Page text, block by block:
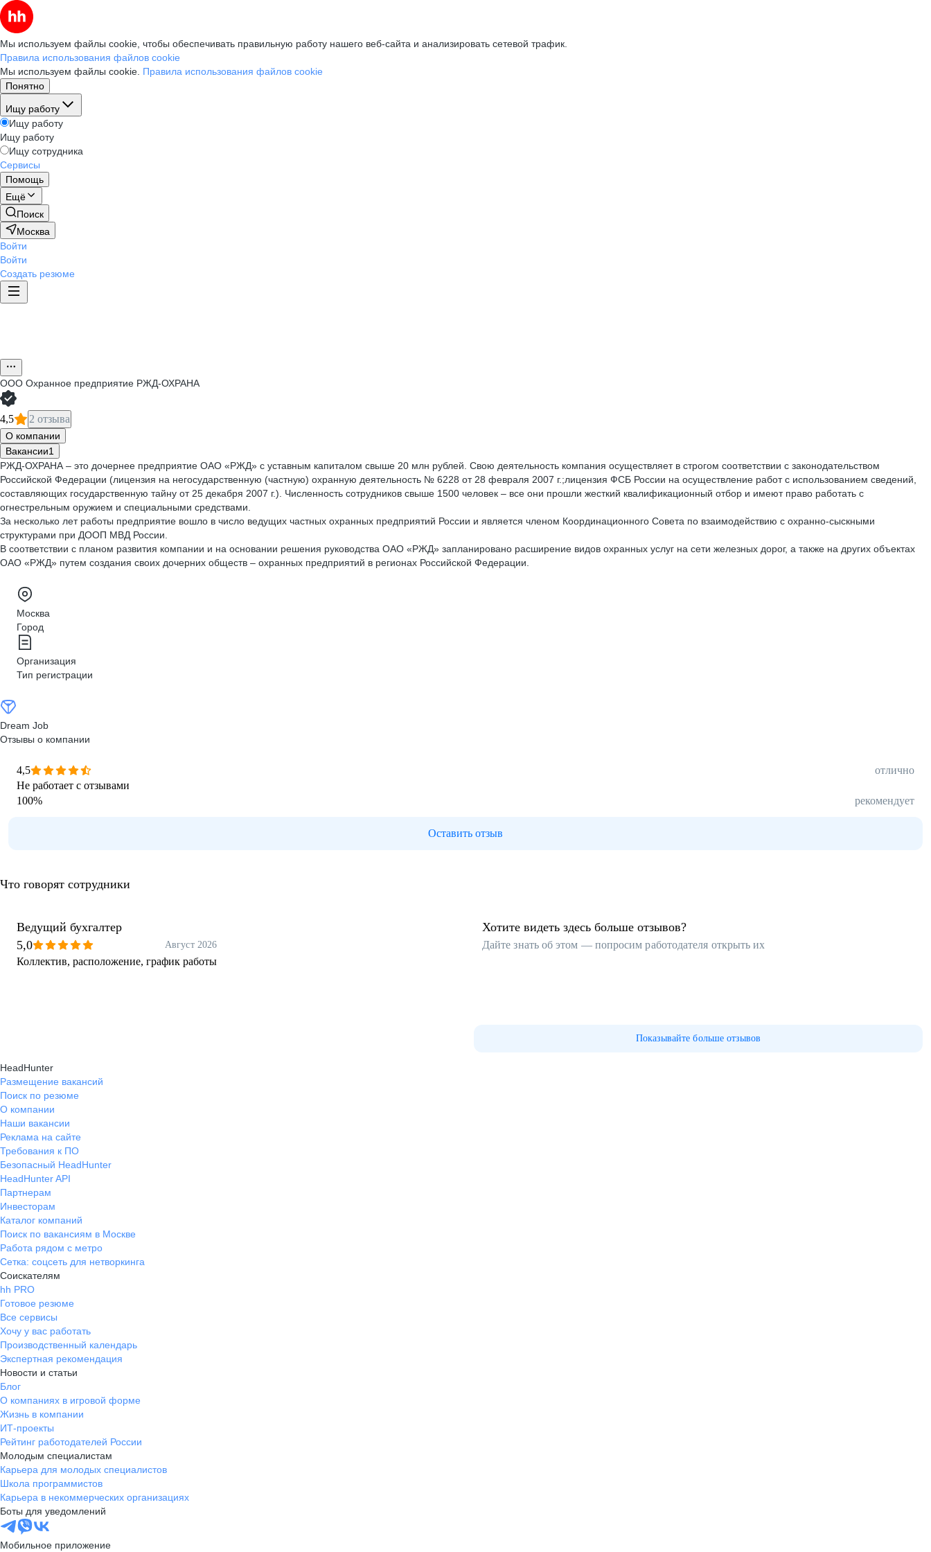
Мы используем файлы cookie, чтобы обеспечивать правильную работу нашего веб-сайта и анализировать сетевой трафик.
Правила использования файлов cookie
Мы используем файлы cookie. Правила использования файлов cookie
Понятно
Ищу работу
Ищу работу
Ищу работу
Ищу сотрудника
Сервисы
Помощь
Ещё
Поиск
Москва
Войти
Войти
Создать резюме
ООО Охранное предприятие РЖД-ОХРАНА
4,5 2 отзыва
О компании
Вакансии1
РЖД-ОХРАНА – это дочернее предприятие ОАО «РЖД» с уставным капиталом свыше 20 млн рублей. Свою деятельность компания осуществляет в строгом соответствии с законодательством
Российской Федерации (лицензия на негосударственную (частную) охранную деятельность № 6228 от 28 февраля 2007 г.;лицензия ФСБ России на осуществление работ с использованием сведений,
составляющих государственную тайну от 25 декабря 2007 г.). Численность сотрудников свыше 1500 человек – все они прошли жесткий квалификационный отбор и имеют право работать с
огнестрельным оружием и специальными средствами.
За несколько лет работы предприятие вошло в число ведущих частных охранных предприятий России и является членом Координационного Совета по взаимодействию с охранно-сыскными
структурами при ДООП МВД России.
В соответствии с планом развития компании и на основании решения руководства ОАО «РЖД» запланировано расширение видов охранных услуг на сети железных дорог, а также на других объектах
ОАО «РЖД» путем создания своих дочерних обществ – охранных предприятий в регионах Российской Федерации.
Москва
Город
Организация
Тип регистрации
Dream Job
Отзывы о компании
4,5
отлично
Не работает с отзывами
100% рекомендует
Оставить отзыв
Что говорят сотрудники
Ведущий бухгалтер
5,0
Август 2026
Коллектив, расположение, график работы
Хотите видеть здесь больше отзывов?
Дайте знать об этом — попросим работодателя открыть их
Показывайте больше отзывов
HeadHunter
Размещение вакансий
Поиск по резюме
О компании
Наши вакансии
Реклама на сайте
Требования к ПО
Безопасный HeadHunter
HeadHunter API
Партнерам
Инвесторам
Каталог компаний
Поиск по вакансиям в Москве
Работа рядом с метро
Сетка: соцсеть для нетворкинга
Соискателям
hh PRO
Готовое резюме
Все сервисы
Хочу у вас работать
Производственный календарь
Экспертная рекомендация
Новости и статьи
Блог
О компаниях в игровой форме
Жизнь в компании
ИТ-проекты
Рейтинг работодателей России
Молодым специалистам
Карьера для молодых специалистов
Школа программистов
Карьера в некоммерческих организациях
Боты для уведомлений
Мобильное приложение